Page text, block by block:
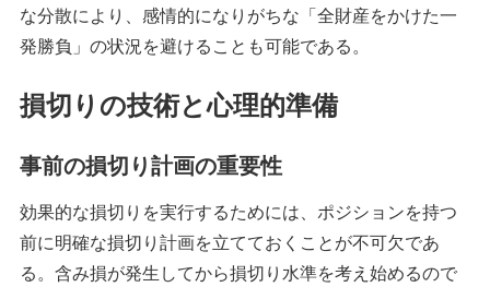
な分散により、感情的になりがちな「全財産をかけた一
発勝負」の状況を避けることも可能である。
損切りの技術と心理的準備
事前の損切り計画の重要性
効果的な損切りを実行するためには、ポジションを持つ
前に明確な損切り計画を立てておくことが不可欠であ
る。含み損が発生してから損切り水準を考え始めるので